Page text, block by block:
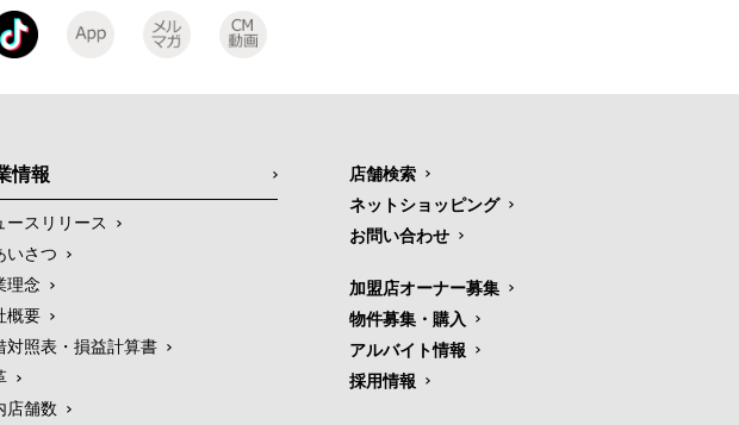
情報
ースリリース
いさつ
理念
概要
対照表・損益計算書
店舗数
店舗検索
ネットショッピング
お問い合わせ
加盟店オーナー募集
物件募集・購入
アルバイト情報
採用情報